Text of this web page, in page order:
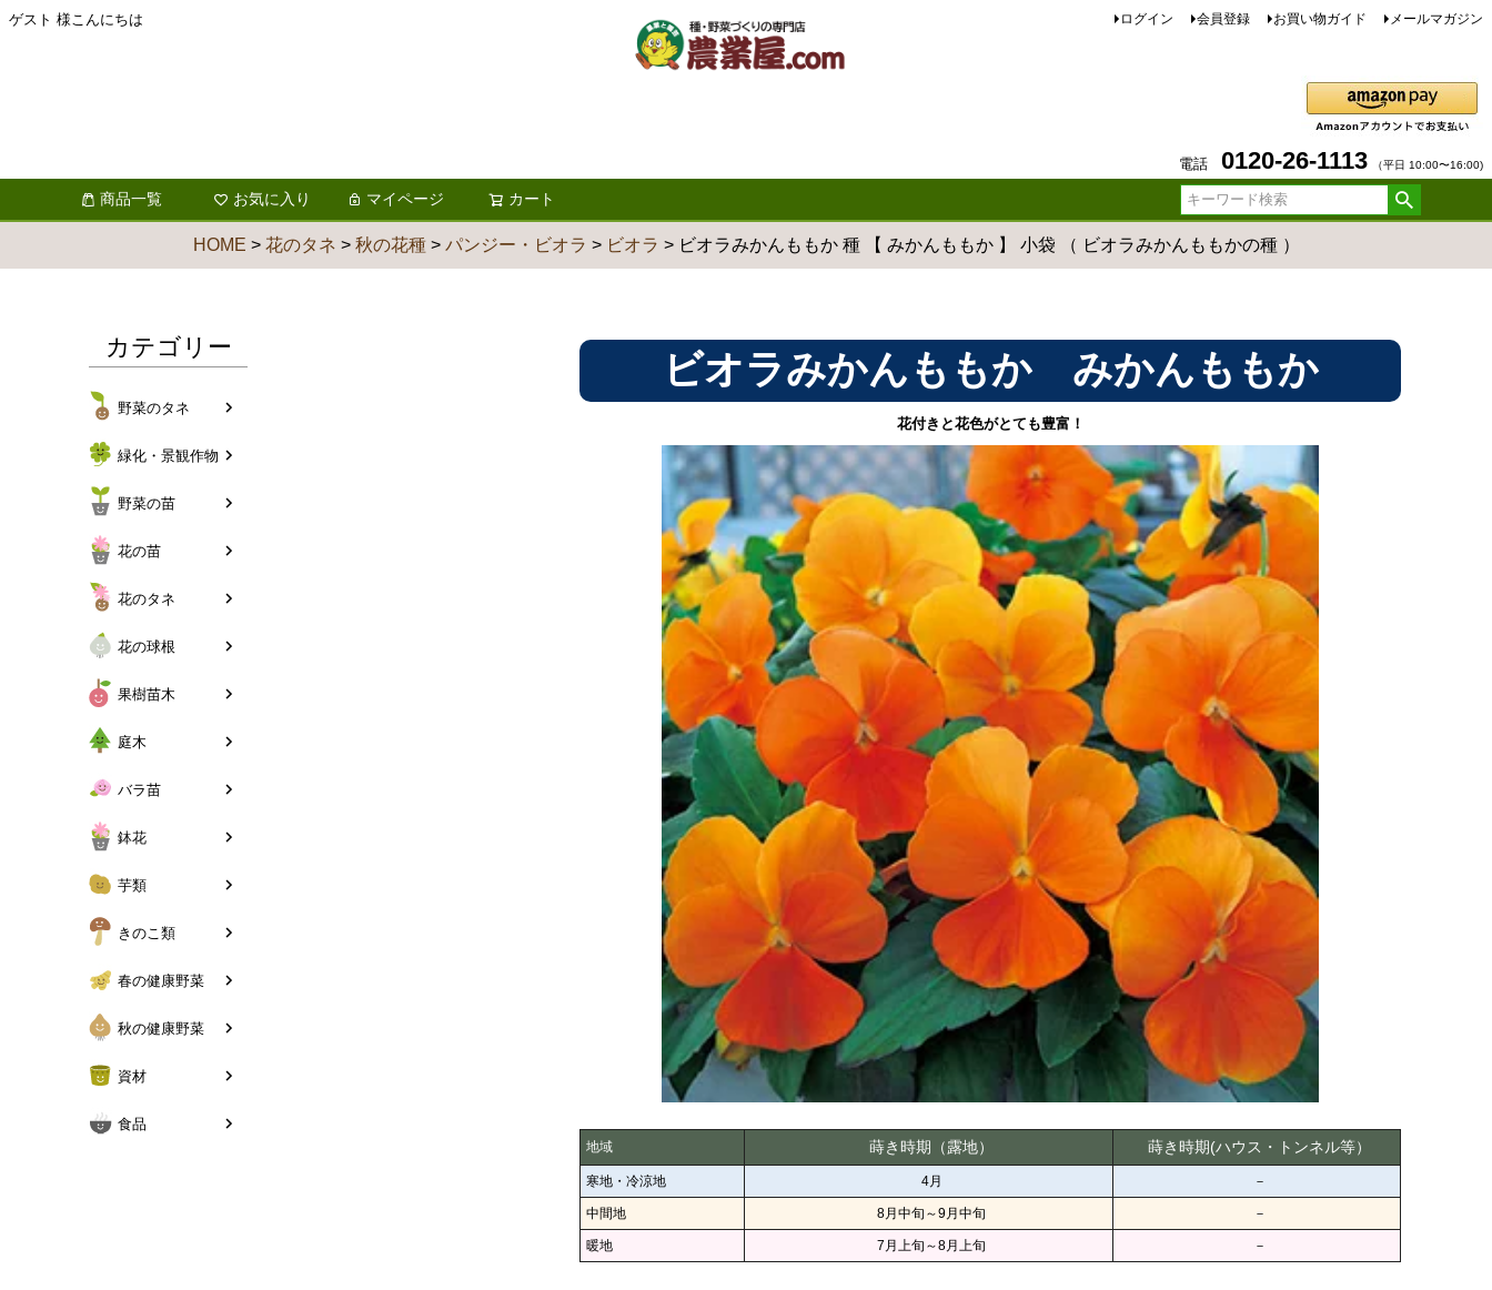
ゲスト 様こんにちは ログイン 会員登録 お買い物ガイド メールマガジン
電話 0120-26-1113 （平日 10:00〜16:00)
商品一覧 お気に入り マイページ カート
HOME 花のタネ 秋の花種 パンジー・ビオラ ビオラ ビオラみかんももか 種 【 みかんももか 】 小袋 （ ビオラみかんももかの種 ）
カテゴリー
野菜のタネ
緑化・景観作物
野菜の苗
花の苗
花のタネ
花の球根
果樹苗木
庭木
バラ苗
鉢花
芋類
きのこ類
春の健康野菜
秋の健康野菜
資材
食品
ビオラみかんももか みかんももか
花付きと花色がとても豊富！
地域 蒔き時期（露地） 蒔き時期(ハウス・トンネル等）
寒地・冷涼地 4月 －
中間地 8月中旬～9月中旬 －
暖地 7月上旬～8月上旬 －